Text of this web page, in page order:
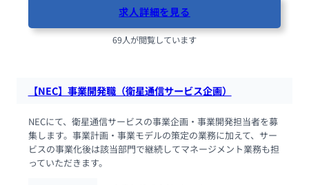
求人詳細を見る
69人が閲覧しています
【NEC】事業開発職（衛星通信サービス企画）
NECにて、衛星通信サービスの事業企画・事業開発担当者を募
集します。事業計画・事業モデルの策定の業務に加えて、サー
ビスの事業化後は該当部門で継続してマネージメント業務も担
っていただきます。